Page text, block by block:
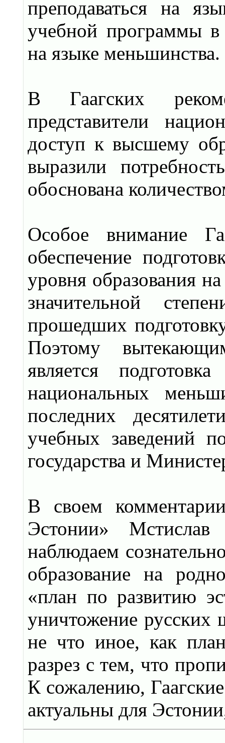
преподаваться на
учебной программы в
на языке меньшинства.
В Гаагских
представители
доступ к высшему
выразили
обоснована
Особое внимание
обеспечение
уровня образования
значительной
прошедших
Поэтому
является
национальных
последних
учебных заведений
государства и
В своем
Эстонии»
наблюдаем
образование на
«план по развитию
уничтожение русских
не что иное, как
разрез с тем, что
К сожалению,
актуальны для